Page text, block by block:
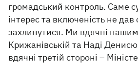
громадський контроль. Саме
інтерес та включеність не дав
захлинутися. Ми вдячні
Крижанівській та Наді
вдячні третій стороні –